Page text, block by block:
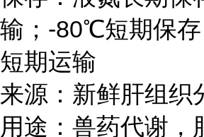
输；-80℃短期保
短期运输
来源：新鲜肝组织
用途：兽药代谢，